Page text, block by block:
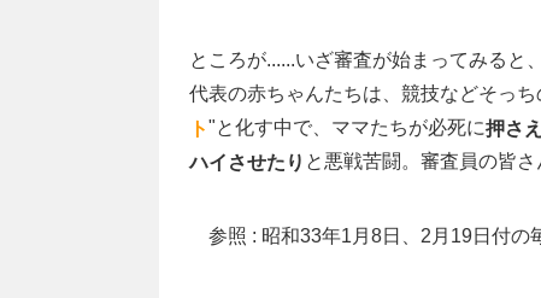
ところが......いざ審査が始まってみると
代表の赤ちゃんたちは、競技などそっち
ト"と化す中で、ママたちが必死に押さ
ハイさせたり と悪戦苦闘。審査員の皆
参照 : 昭和33年1月8日、2月19日付の